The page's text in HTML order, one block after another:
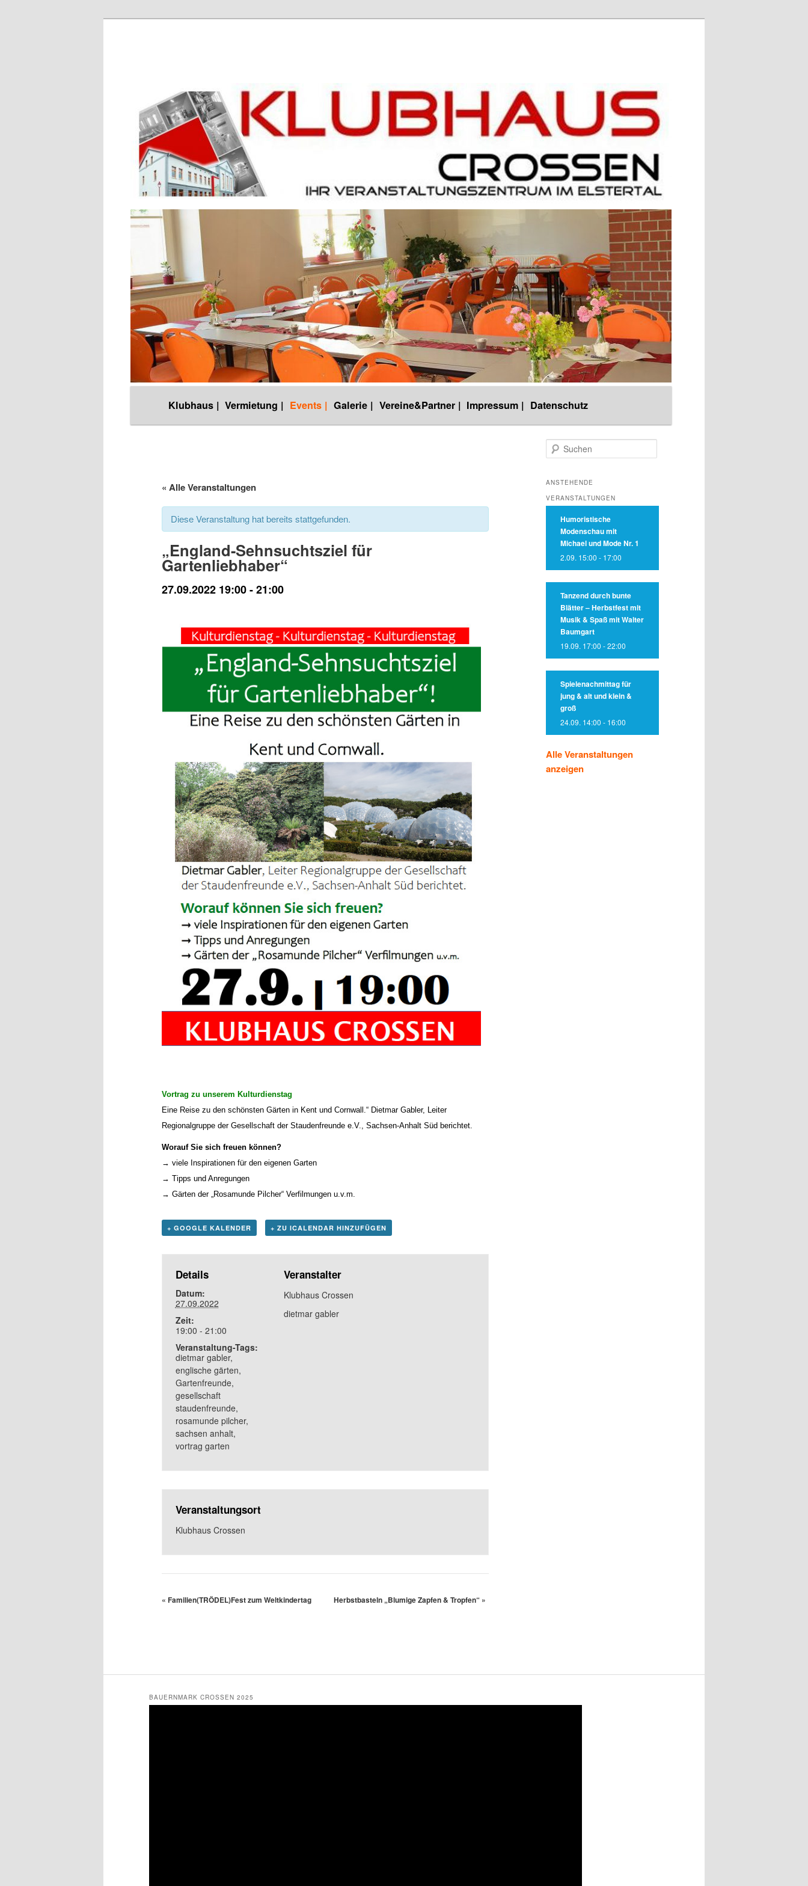
Zum
wechseln
Klubhaus | Vermietung | Events | Galerie | Vereine&Partner | Impressum | Datenschutz
« Alle Veranstaltungen
Diese Veranstaltung hat bereits stattgefunden.
„England-Sehnsuchtsziel für
Gartenliebhaber“
27.09.2022 19:00-21:00
Vortrag zu unserem Kulturdienstag
Eine Reise zu den schönsten Gärten in Kent und Cornwall.“ Dietmar Gabler, Leiter
Regionalgruppe der Gesellschaft der Staudenfreunde e.V., Sachsen-Anhalt Süd berichtet.
Worauf Sie sich freuen können?
→ viele Inspirationen für den eigenen Garten
→ Tipps und Anregungen
→ Gärten der „Rosamunde Pilcher“ Verfilmungen u.v.m.
+ GOOGLE KALENDER + ZU ICALENDAR HINZUFÜGEN
Details
Datum:
27.09.2022
Zeit:
19:00 - 21:00
Veranstaltung-Tags:
dietmar gabler,
englische gärten,
Gartenfreunde,
gesellschaft
staudenfreunde,
rosamunde pilcher,
sachsen anhalt,
vortrag garten
Veranstalter
Klubhaus Crossen
dietmar gabler
Veranstaltungsort
Klubhaus Crossen
« Familien(TRÖDEL)Fest zum Weltkindertag Herbstbasteln „Blumige Zapfen & Tropfen“ »
u
h
n
ANSTEHENDE
VERANSTALTUNGEN
Humoristische
Modenschau mit
Michael und Mode Nr. 1
2.09. 15:00 - 17:00
Tanzend durch bunte
Blätter – Herbstfest mit
Musik & Spaß mit Walter
Baumgart
19.09. 17:00 -22:00
Spielenachmittag für
jung & alt und klein &
groß
24.09. 14:00 - 16:00
Alle Veranstaltungen
anzeigen
BAUERNMARK CROSSEN 2025